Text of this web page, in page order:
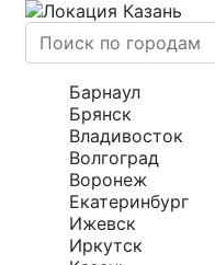
Казань
Барнаул
Брянск
Владивосток
Волгоград
Воронеж
Екатеринбург
Ижевск
Иркутск